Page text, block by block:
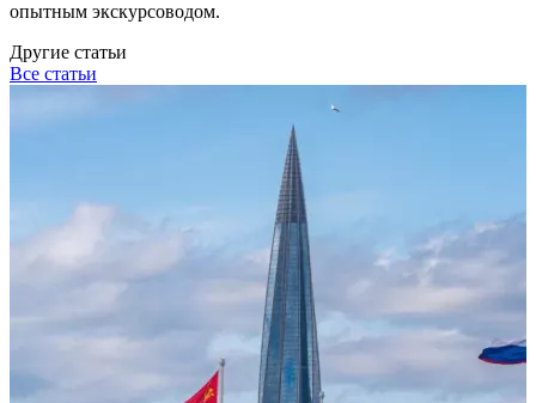
опытным экскурсоводом.
Другие статьи
Все статьи